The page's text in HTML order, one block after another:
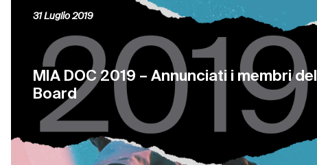
MIA DOC 2019 – Annunciati i membri del
Board
31 Luglio 2019